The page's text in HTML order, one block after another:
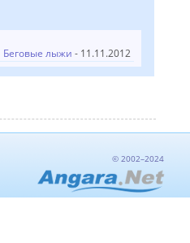
Беговые лыжи - 11.11.2012
© 2002–2024